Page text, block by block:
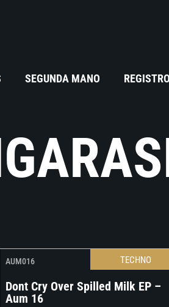
SEGUNDA MANO REGISTRO
AUM016 TECHNO
Dont Cry Over Spilled Milk EP –
Aum 16